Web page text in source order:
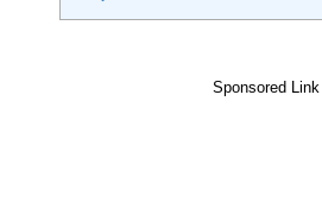
Sponsored Link